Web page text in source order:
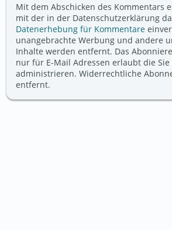
Mit dem Abschicken des Kommentars
mit der in der Datenschutzerklärung
Datenerhebung für Kommentare
unangebrachte Werbung und andere
Inhalte werden entfernt. Das
nur für E-Mail Adressen erlaubt die
administrieren. Widerrechtliche
entfernt.